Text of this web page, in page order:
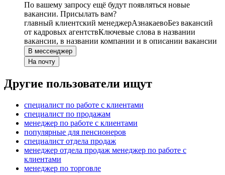
По вашему запросу ещё будут появляться новые
вакансии. Присылать вам?
главный клиентский менеджерАзнакаевоБез вакансий
от кадровых агентствКлючевые слова в названии
вакансии, в названии компании и в описании вакансии
В мессенджер
На почту
Другие пользователи ищут
специалист по работе с клиентами
специалист по продажам
менеджер по работе с клиентами
популярные для пенсионеров
специалист отдела продаж
менеджер отдела продаж менеджер по работе с
клиентами
менеджер по торговле